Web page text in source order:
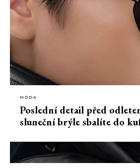
MÓDA
Poslední detail před
sluneční brýle sbalíte do